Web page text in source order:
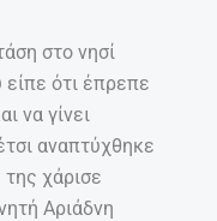
στο νησί
ότι έπρεπε
να γίνει
αναπτύχθηκε
χάρισε
Αριάδνη